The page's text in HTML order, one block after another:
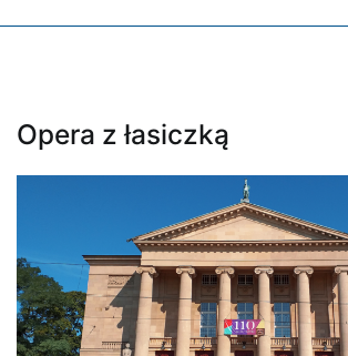
Opera z łasiczką